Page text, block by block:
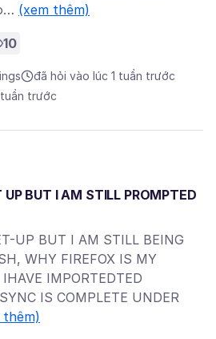
(xem thêm)
10
đã hỏi vào lúc 1 tuần trước
tuần trước
UP BUT I AM STILL PROMPTED
UP BUT I AM STILL BEING
WHY FIREFOX IS MY
IMPORTEDTED
IS COMPLETE UNDER
thêm)